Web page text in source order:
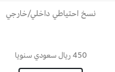
نسخ احتياطي داخلي/خارجي
450ريال سعوديسنويا